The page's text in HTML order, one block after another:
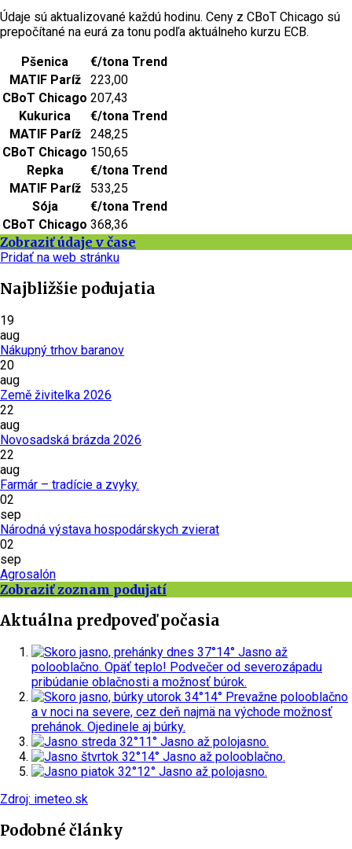
Údaje sú aktualizované každú hodinu. Ceny z CBoT Chicago sú
prepočítané na eurá za tonu podľa aktuálneho kurzu ECB.
Pšenica
€/tona Trend
MATIF Paríž
223,00
CBoT Chicago 207,43
Kukurica
€/tona Trend
MATIF Paríž
248,25
CBoT Chicago 150,65
Repka
€/tona Trend
MATIF Paríž
533,25
Sója
€/tona Trend
CBoT Chicago 368,36
Zobraziť údaje v čase
Pridať na web stránku
Najbližšie podujatia
19
aug
Nákupný trhov baranov
20
aug
Země živitelka 2026
22
aug
Novosadská brázda 2026
22
aug
Farmár – tradície a zvyky.
02
sep
Národná výstava hospodárskych zvierat
02
sep
Agrosalón
Zobraziť zoznam podujatí
Aktuálna predpoveď počasia
dnes 37°14° Jasno až
polooblačno. Opäť teplo! Podvečer od severozápadu
pribúdanie oblačnosti a možnosť búrok.
utorok 34°14° Prevažne polooblačno
a v noci na severe, cez deň najmä na východe možnosť
prehánok. Ojedinele aj búrky.
streda 32°11° Jasno až polojasno.
štvrtok 32°14° Jasno až polooblačno.
piatok 32°12° Jasno až polojasno.
Zdroj: imeteo.sk
Podobné články